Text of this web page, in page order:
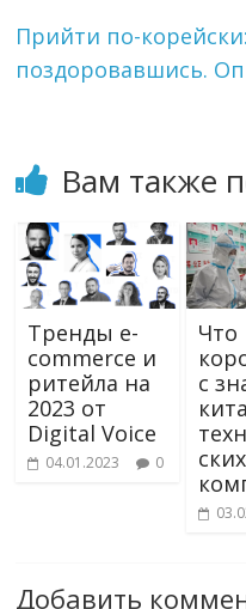
i
Прийти по-
поздоровавшись.
Вам также
Тренды e-
commerce и
ритейла на
2023 от
Digital Voice
04.01.2023 0
Что
с
ских
Добавить